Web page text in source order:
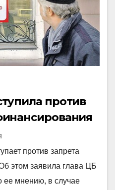
против
против запрета
этом заявила глава ЦБ
ее мнению, в случае